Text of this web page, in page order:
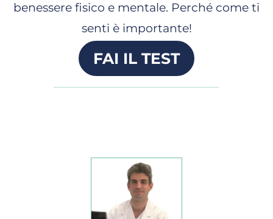
benessere fisico e mentale. Perché come ti
senti è importante!
FAI IL TEST